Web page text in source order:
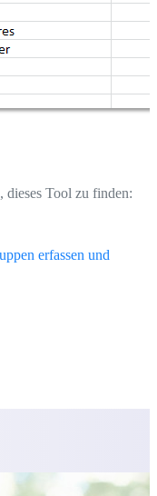
dieses Tool zu finden:
erfassen und